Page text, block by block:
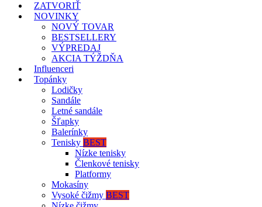
ZATVORIŤ
NOVINKY
NOVÝ TOVAR
BESTSELLERY
VÝPREDAJ
AKCIA TÝŽDŇA
Influenceri
Topánky
Lodičky
Sandále
Letné sandále
Šľapky
Balerínky
Tenisky BEST
Nízke tenisky
Členkové tenisky
Platformy
Mokasíny
Vysoké čižmy BEST